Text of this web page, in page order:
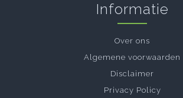
Informatie
Over ons
Algemene voorwaarden
Disclaimer
Privacy Policy